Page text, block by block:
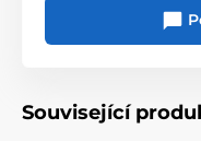
Související